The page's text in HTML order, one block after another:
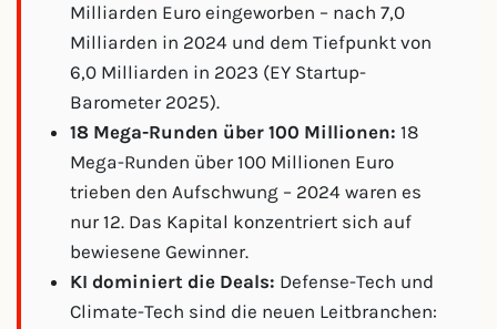
Milliarden Euro eingeworben – nach 7,0
Milliarden in 2024 und dem Tiefpunkt von
6,0 Milliarden in 2023 (EY Startup-
Barometer 2025).
18 Mega-Runden über 100 Millionen: 18
Mega-Runden über 100 Millionen Euro
trieben den Aufschwung – 2024 waren es
nur 12. Das Kapital konzentriert sich auf
bewiesene Gewinner.
KI dominiert die Deals: Defense-Tech und
Climate-Tech sind die neuen Leitbranchen: